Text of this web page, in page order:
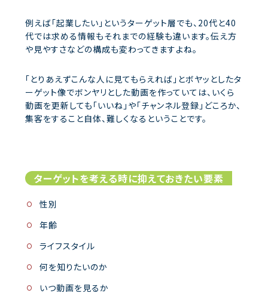
例えば「起業したい」というターゲット層でも、20代と40
代では求める情報もそれまでの経験も違います。伝え方
や見やすさなどの構成も変わってきますよね。
「とりあえずこんな人に見てもらえれば」とボヤッとしたタ
ーゲット像でボンヤリとした動画を作っていては、いくら
動画を更新しても「いいね」や「チャンネル登録」どころか、
集客をすること自体、難しくなるということです。
ターゲットを考える時に抑えておきたい要素
性別
年齢
ライフスタイル
何を知りたいのか
いつ動画を見るか